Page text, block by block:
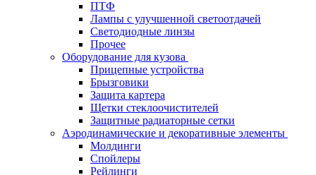
ПТФ
Лампы с улучшенной светоотдачей
Светодиодные линзы
Прочее
Оборудование для кузова
Прицепные устройства
Брызговики
Защита картера
Щетки стеклоочистителей
Защитные радиаторные сетки
Аэродинамические и декоративные элементы
Молдинги
Спойлеры
Рейлинги